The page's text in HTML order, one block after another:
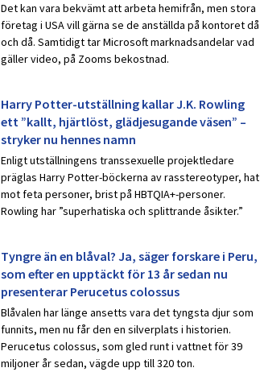
Det kan vara bekvämt att arbeta hemifrån, men stora
företag i USA vill gärna se de anställda på kontoret då
och då. Samtidigt tar Microsoft marknadsandelar vad
gäller video, på Zooms bekostnad.
Harry Potter-utställning kallar J.K. Rowling
ett ”kallt, hjärtlöst, glädjesugande väsen” –
stryker nu hennes namn
Enligt utställningens transsexuelle projektledare
präglas Harry Potter-böckerna av rasstereotyper, hat
mot feta personer, brist på HBTQIA+-personer.
Rowling har ”superhatiska och splittrande åsikter.”
Tyngre än en blåval? Ja, säger forskare i Peru,
som efter en upptäckt för 13 år sedan nu
presenterar Perucetus colossus
Blåvalen har länge ansetts vara det tyngsta djur som
funnits, men nu får den en silverplats i historien.
Perucetus colossus, som gled runt i vattnet för 39
miljoner år sedan, vägde upp till 320 ton.